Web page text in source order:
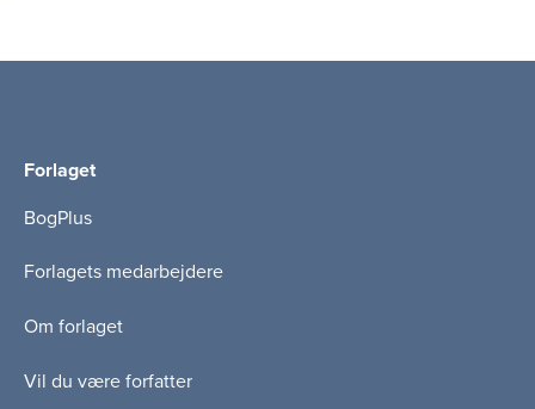
Forlaget
BogPlus
Forlagets medarbejdere
Om forlaget
Vil du være forfatter